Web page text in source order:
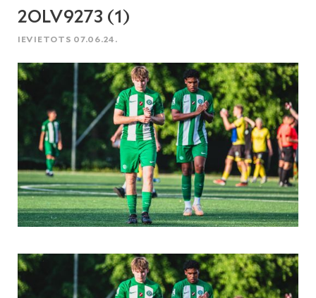
2OLV9273 (1)
IEVIETOTS 07.06.24.